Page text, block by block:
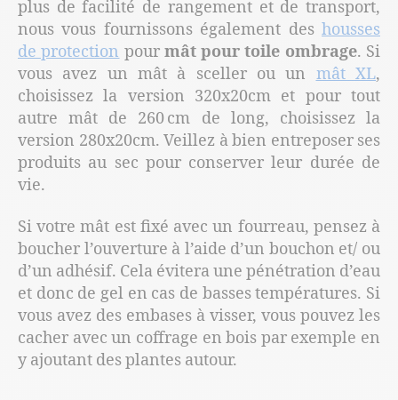
plus de facilité de rangement et de transport,
nous vous fournissons également des housses
de protection pour mât pour toile ombrage. Si
vous avez un mât à sceller ou un mât XL,
choisissez la version 320x20cm et pour tout
autre mât de 260 cm de long, choisissez la
version 280x20cm. Veillez à bien entreposer ses
produits au sec pour conserver leur durée de
vie.
Si votre mât est fixé avec un fourreau, pensez à
boucher l’ouverture à l’aide d’un bouchon et/ ou
d’un adhésif. Cela évitera une pénétration d’eau
et donc de gel en cas de basses températures. Si
vous avez des embases à visser, vous pouvez les
cacher avec un coffrage en bois par exemple en
y ajoutant des plantes autour.